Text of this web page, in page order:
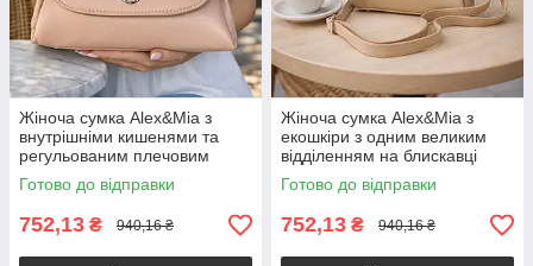
Жіноча сумка Alex&Mia з
внутрішніми кишенями та
регульованим плечовим
ременем рожева
Готово до відправки
752,13 ₴ 940,16 ₴
Жіноча сумка Alex&Mia з
екошкіри з одним великим
відділенням на блискавці
бежева
Готово до відправки
752,13 ₴ 940,16 ₴